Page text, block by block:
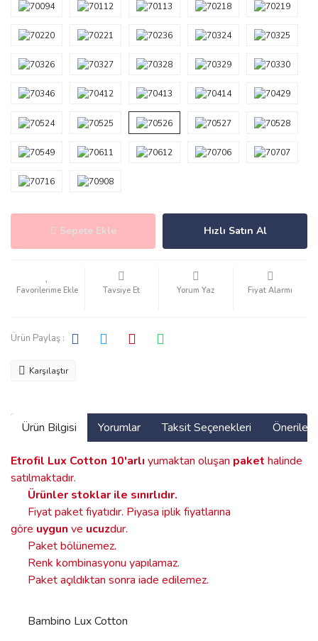
Sepete Ekle Hızlı Satın Al
Tavsiye Et Yorum Yaz Fiyat Alarmı
Ürün Paylaş :
Karşılaştır
Ürün Bilgisi Yorumlar Taksit Seçenekleri
Etrofil Lux Cotton 10'arlı yumaktan oluşan paket halinde
satılmaktadır.
Ürünler stoklar ile sınırlıdır.
Fiyat paket fiyatıdır. Piyasa iplik fiyatlarına
göre uygun ve ucuzdur.
Paket bölünemez.
Renk kombinasyonu yapılamaz.
Paket açıldıktan sonra iade edilemez.
Bambino Lux Cotton